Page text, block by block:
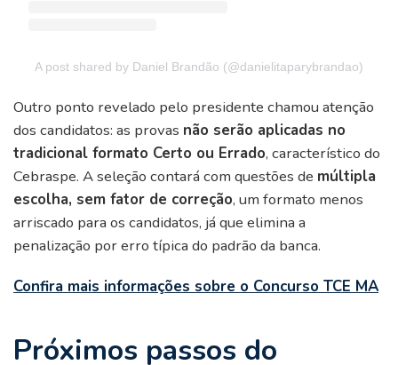
A post shared by Daniel Brandão (@danielitaparybrandao)
Outro ponto revelado pelo presidente chamou atenção
dos candidatos: as provas não serão aplicadas no
tradicional formato Certo ou Errado, característico do
Cebraspe. A seleção contará com questões de múltipla
escolha, sem fator de correção, um formato menos
arriscado para os candidatos, já que elimina a
penalização por erro típica do padrão da banca.
Confira mais informações sobre o Concurso TCE MA
Próximos passos do